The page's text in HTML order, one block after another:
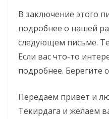
В заключение этого
подробнее о нашей
следующем письме.
Если вас что-то
подробнее. Берегите
Передаем привет и
Текирдага и желаем